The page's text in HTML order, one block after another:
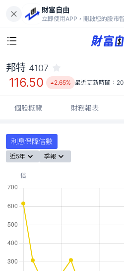
財富自由
立即使用APP，開啟您的股市
116.50
2.65%
邦特 4107
116.50 2.65% 最近更新時間：
個股概覽 財務報表
利息保障倍數
近5年 季報